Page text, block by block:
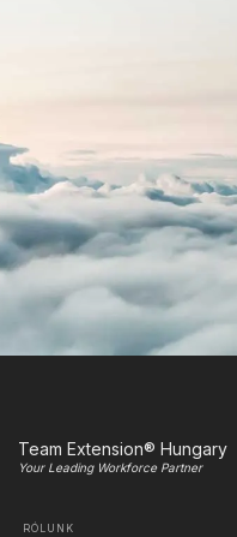
Team Extension® Hungary
Your Leading Workforce Partner
RÓLUNK